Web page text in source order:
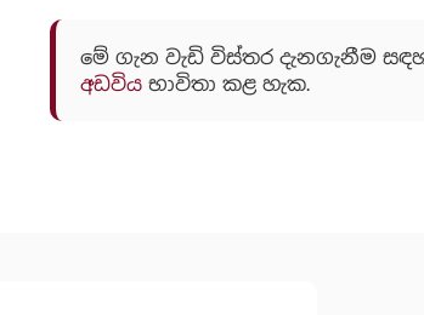
මේ ගැන වැඩි විස්තර දැනගැනීම
අඩවිය භාවිතා කළ හැක.